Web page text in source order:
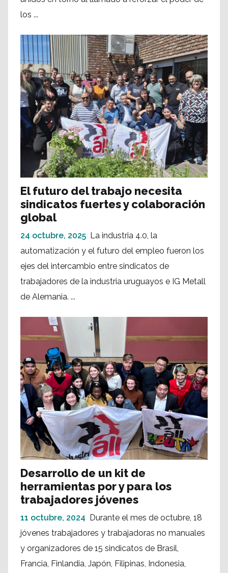
los ...
El futuro del trabajo necesita
sindicatos fuertes y colaboración
global
24 octubre, 2025 La industria 4.0, la
automatización y el futuro del empleo fueron los
ejes del intercambio entre sindicatos de
trabajadores de la industria uruguayos e IG Metall
de Alemania. ...
Desarrollo de un kit de
herramientas por y para los
trabajadores jóvenes
11 octubre, 2024 Durante el mes de octubre, 18
jóvenes trabajadores y trabajadoras no manuales
y organizadores de 15 sindicatos de Brasil,
Francia, Finlandia, Japón, Filipinas, Indonesia,